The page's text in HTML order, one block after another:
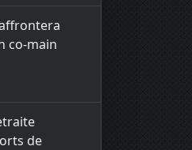
co-main
de